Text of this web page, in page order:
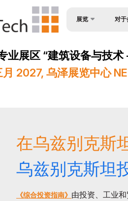
展览
产品类别
参展商名单
地点及工作时间
媒体支持
活动计划
对
观众简
入境签
展位预
展台搭
货物与
业展区 “建筑设备与技
月 2027, 乌泽展览中心
在乌兹别克斯
乌兹别克斯坦
《综合投资指南》 由投资、工业